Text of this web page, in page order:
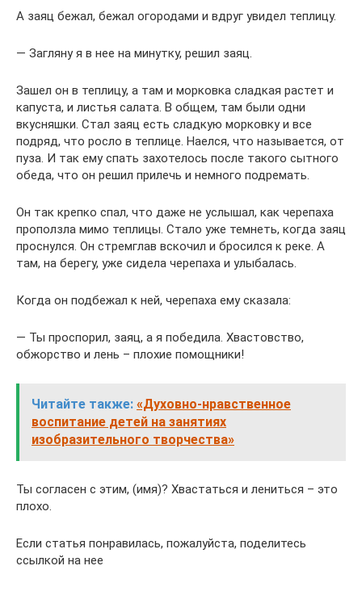
А заяц бежал, бежал огородами и вдруг увидел теплицу.
— Загляну я в нее на минутку, решил заяц.
Зашел он в теплицу, а там и морковка сладкая растет и
капуста, и листья салата. В общем, там были одни
вкусняшки. Стал заяц есть сладкую морковку и все
подряд, что росло в теплице. Наелся, что называется, от
пуза. И так ему спать захотелось после такого сытного
обеда, что он решил прилечь и немного подремать.
Он так крепко спал, что даже не услышал, как черепаха
проползла мимо теплицы. Стало уже темнеть, когда заяц
проснулся. Он стремглав вскочил и бросился к реке. А
там, на берегу, уже сидела черепаха и улыбалась.
Когда он подбежал к ней, черепаха ему сказала:
— Ты проспорил, заяц, а я победила. Хвастовство,
обжорство и лень – плохие помощники!
Читайте также: «Духовно-нравственное
воспитание детей на занятиях
изобразительного творчества»
Ты согласен с этим, (имя)? Хвастаться и лениться – это
плохо.
Если статья понравилась, пожалуйста, поделитесь
ссылкой на нее